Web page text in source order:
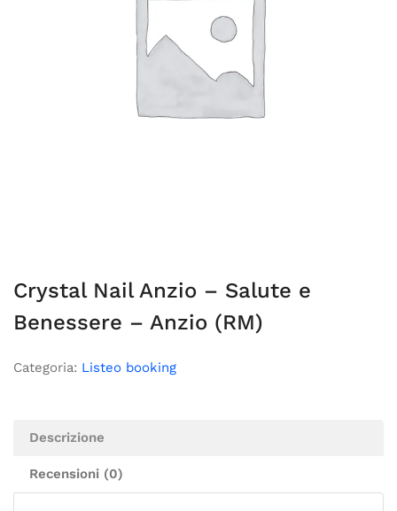
Crystal Nail Anzio – Salute e
Benessere – Anzio (RM)
Categoria: Listeo booking
Descrizione
Recensioni (0)